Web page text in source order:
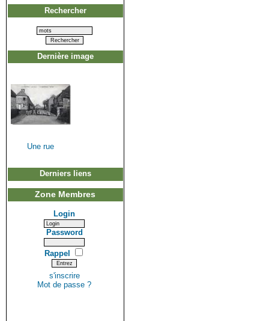
Rechercher
Dernière image
Une rue
Derniers liens
Zone Membres
Login
Password
Rappel
s'inscrire
Mot de passe ?